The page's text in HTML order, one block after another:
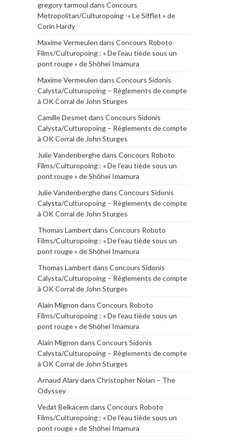
gregory tarmoul dans Concours
Metropolitan/Culturopoing -« Le Sifflet » de
Corin Hardy
Maxime Vermeulen dans Concours Roboto
Films/Culturopoing : « De l’eau tiède sous un
pont rouge » de Shōhei Imamura
Maxime Vermeulen dans Concours Sidonis
Calysta/Culturopoing – Règlements de compte
à OK Corral de John Sturges
Camille Desmet dans Concours Sidonis
Calysta/Culturopoing – Règlements de compte
à OK Corral de John Sturges
Julie Vandenberghedans Concours Roboto
Films/Culturopoing : « De l’eau tiède sous un
pont rouge » de Shōhei Imamura
Julie Vandenberghedans Concours Sidonis
Calysta/Culturopoing – Règlements de compte
à OK Corral de John Sturges
Thomas Lambert dans Concours Roboto
Films/Culturopoing : « De l’eau tiède sous un
pont rouge » de Shōhei Imamura
Thomas Lambert dans Concours Sidonis
Calysta/Culturopoing – Règlements de compte
à OK Corral de John Sturges
Alain Mignon dans Concours Roboto
Films/Culturopoing : « De l’eau tiède sous un
pont rouge » de Shōhei Imamura
Alain Mignon dans Concours Sidonis
Calysta/Culturopoing – Règlements de compte
à OK Corral de John Sturges
Arnaud Alarydans Christopher Nolan – The
Odyssey
Vedat Belkacem dans Concours Roboto
Films/Culturopoing : « De l’eau tiède sous un
pont rouge » de Shōhei Imamura